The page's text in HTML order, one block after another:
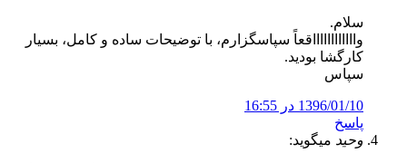
سلام.
وااااااااااااقعاً سپاسگزارم، با توضیحات ساده و کامل، بسیار
کارگشا بودید.
سپاس
1396/01/10 در 16:55
پاسخ
وحید میگوید: